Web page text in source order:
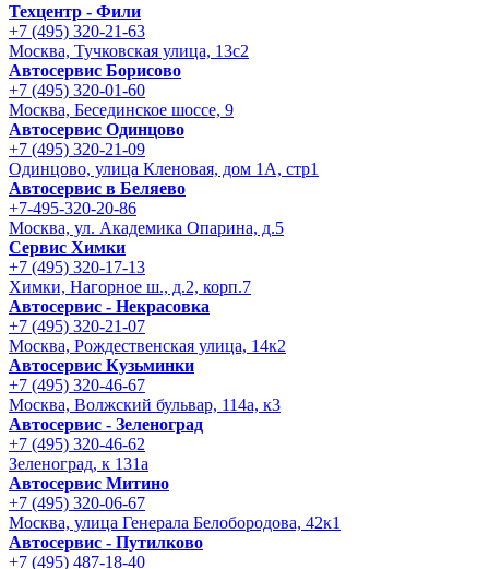
Техцентр - Фили
+7 (495) 320-21-63
Москва, Тучковская улица, 13с2
Автосервис Борисово
+7 (495) 320-01-60
Москва, Бесединское шоссе, 9
Автосервис Одинцово
+7 (495) 320-21-09
Одинцово, улица Кленовая, дом 1А, стр1
Автосервис в Беляево
+7-495-320-20-86
Москва, ул. Академика Опарина, д.5
Сервис Химки
+7 (495) 320-17-13
Химки, Нагорное ш., д.2, корп.7
Автосервис - Некрасовка
+7 (495) 320-21-07
Москва, Рождественская улица, 14к2
Автосервис Кузьминки
+7 (495) 320-46-67
Москва, Волжский бульвар, 114а, к3
Автосервис - Зеленоград
+7 (495) 320-46-62
Зеленоград, к 131а
Автосервис Митино
+7 (495) 320-06-67
Москва, улица Генерала Белобородова, 42к1
Автосервис - Путилково
+7 (495) 487-18-40